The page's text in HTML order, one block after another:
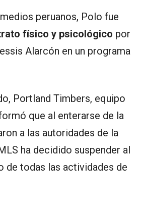
peruanos, Polo fue
físico y psicológico por
Alarcón en un programa
Portland Timbers, equipo
que al enterarse de la
a las autoridades de la
ha decidido suspender al
de todas las actividades de